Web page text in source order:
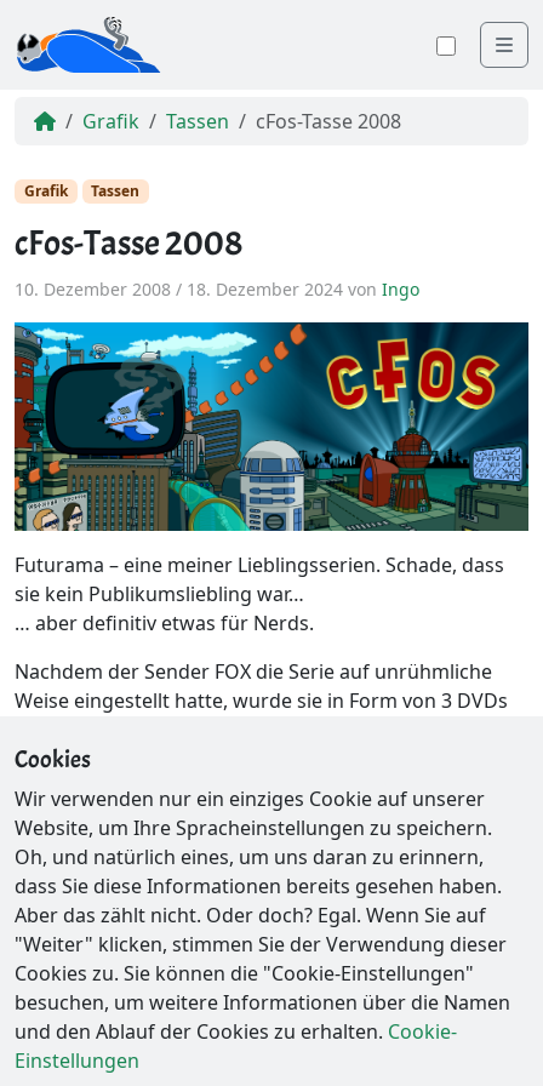
Grafik Tassen cFos-Tasse 2008
Grafik Tassen
cFos-Tasse 2008
10. Dezember 2008 / 18. Dezember 2024 von Ingo
Futurama – eine meiner Lieblingsserien. Schade, dass
sie kein Publikumsliebling war…
… aber definitiv etwas für Nerds.
Nachdem der Sender FOX die Serie auf unrühmliche
Weise eingestellt hatte, wurde sie in Form von 3 DVDs
Fernsehbildschirm erfolgreich. Halleluja!
Hinweise
cFos-Tasse 2007 cFos-Tasse 2009
Cookies
Wir verwenden nur ein einziges Cookie auf unserer
Website, um Ihre Spracheinstellungen zu speichern.
Oh, und natürlich eines, um uns daran zu erinnern,
dass Sie diese Informationen bereits gesehen haben.
Aber das zählt nicht. Oder doch? Egal. Wenn Sie auf
"Weiter" klicken, stimmen Sie der Verwendung dieser
Cookies zu. Sie können die "Cookie-Einstellungen"
besuchen, um weitere Informationen über die Namen
und den Ablauf der Cookies zu erhalten. Cookie-
Einstellungen